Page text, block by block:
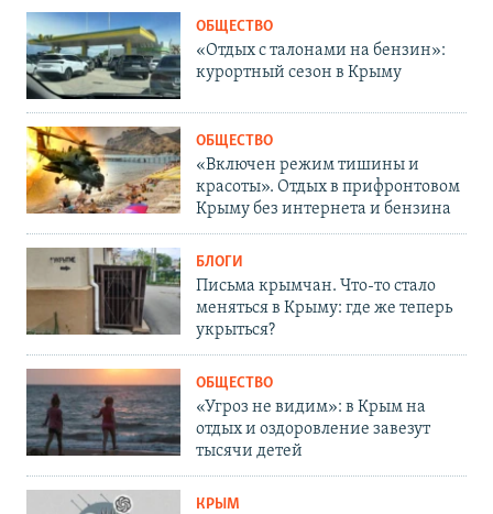
ОБЩЕСТВО
«Отдых с талонами на бензин»:
курортный сезон в Крыму
ОБЩЕСТВО
«Включен режим тишины и
красоты». Отдых в прифронтовом
Крыму без интернета и бензина
БЛОГИ
Письма крымчан. Что-то стало
меняться в Крыму: где же теперь
укрыться?
ОБЩЕСТВО
«Угроз не видим»: в Крым на
отдых и оздоровление завезут
тысячи детей
КРЫМ